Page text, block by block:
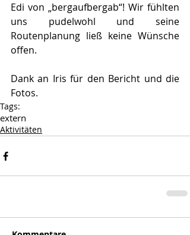
Edi von „bergaufbergab“! Wir fühlten
uns pudelwohl und seine
Routenplanung ließ keine Wünsche
offen.
Dank an Iris für den Bericht und die
Fotos.
Tags:
extern
Aktivitäten